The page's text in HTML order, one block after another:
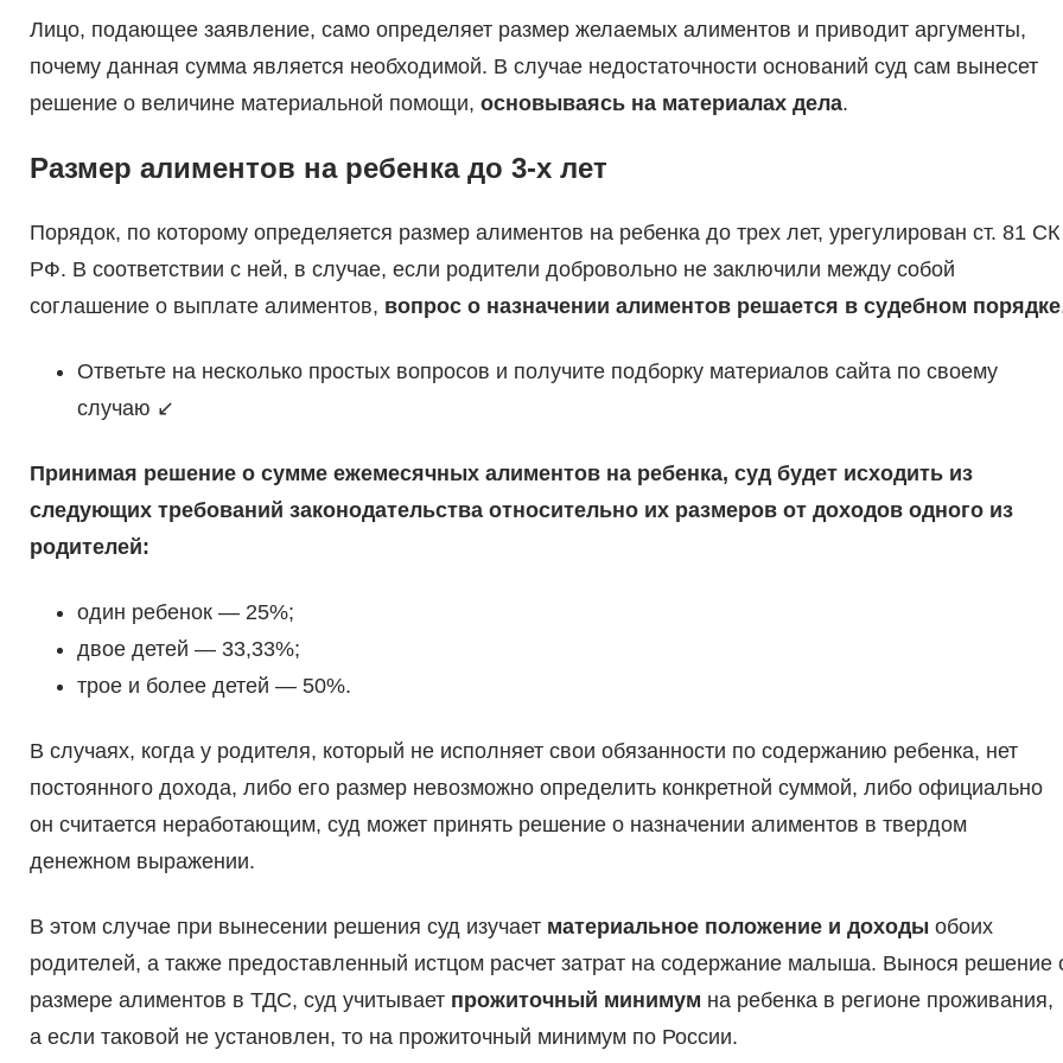
Лицо, подающее заявление, само определяет размер желаемых алиментов и приводит аргументы,
почему данная сумма является необходимой. В случае недостаточности оснований суд сам вынесет
решение о величине материальной помощи, основываясь на материалах дела.
Размер алиментов на ребенка до 3-х лет
Порядок, по которому определяется размер алиментов на ребенка до трех лет, урегулирован ст. 81 СК
РФ. В соответствии с ней, в случае, если родители добровольно не заключили между собой
соглашение о выплате алиментов, вопрос о назначении алиментов решается в судебном порядке
Ответьте на несколько простых вопросов и получите подборку материалов сайта по своему
случаю ↙
Принимая решение о сумме ежемесячных алиментов на ребенка, суд будет исходить из
следующих требований законодательства относительно их размеров от доходов одного из
родителей:
один ребенок — 25%;
двое детей — 33,33%;
трое и более детей — 50%.
В случаях, когда у родителя, который не исполняет свои обязанности по содержанию ребенка, нет
постоянного дохода, либо его размер невозможно определить конкретной суммой, либо официально
он считается неработающим, суд может принять решение о назначении алиментов в твердом
денежном выражении.
В этом случае при вынесении решения суд изучает материальное положение и доходыобоих
родителей, а также предоставленный истцом расчет затрат на содержание малыша. Вынося решение
размере алиментов в ТДС, суд учитывает прожиточный минимум на ребенка в регионе проживания,
а если таковой не установлен, то на прожиточный минимум по России.